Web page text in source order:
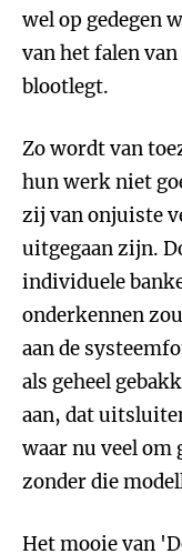
wel op gedegen
van het falen
blootlegt.
Zo wordt van
hun werk niet
zij van onjuiste
uitgegaan zijn.
individuele
onderkennen
aan de
als geheel
aan, dat
waar nu veel om
zonder die
Het mooie van